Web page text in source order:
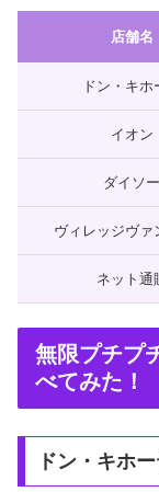
店舗名
ドン・キホ
イオン
ダイソー
ヴィレッジヴァ
ネット通
無限プチプ
べてみた！
ドン・キホ